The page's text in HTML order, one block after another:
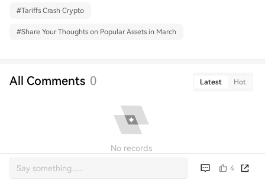
#Tariffs Crash Crypto
#Share Your Thoughts on Popular Assets in March
All Comments 0 Latest Hot
No records
4